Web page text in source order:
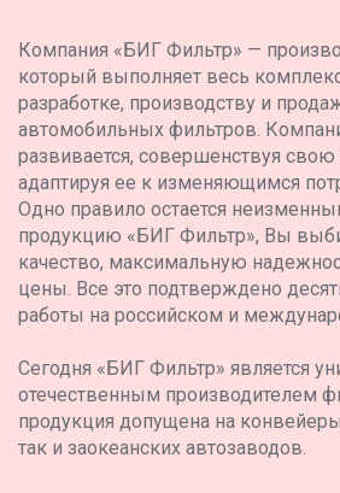
Компания «БИГ Фильтр» —
который выполняет весь
разработке, производству и
автомобильных фильтров.
развивается, совершенствуя
адаптируя ее к изменяющимся
Одно правило остается
продукцию «БИГ Фильтр», Вы
качество, максимальную
цены. Все это подтверждено
работы на российском и
Сегодня «БИГ Фильтр» является
отечественным производителем
продукция допущена на
так и заокеанских автозаводов.